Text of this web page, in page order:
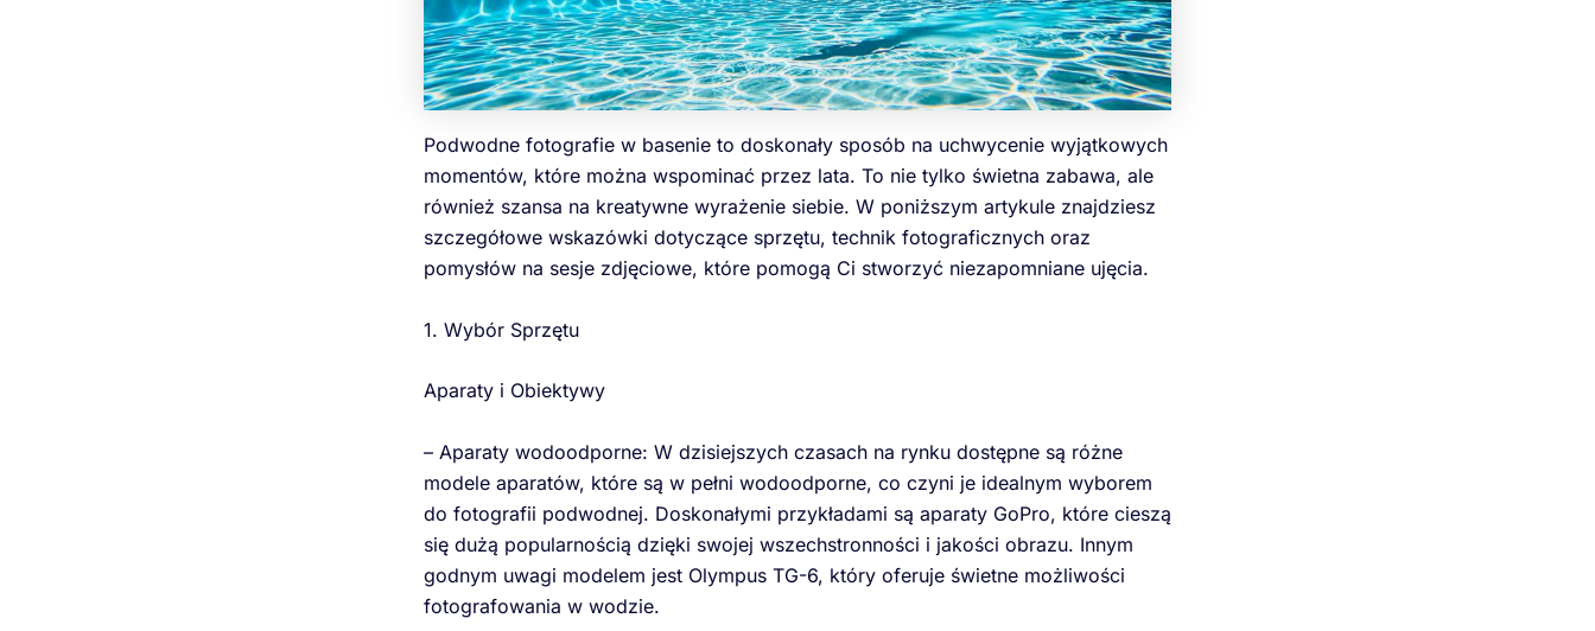
Podwodne fotografie w basenie to doskonały sposób na uchwycenie wyjątkowych
momentów, które można wspominać przez lata. To nie tylko świetna zabawa, ale
również szansa na kreatywne wyrażenie siebie. W poniższym artykule znajdziesz
szczegółowe wskazówki dotyczące sprzętu, technik fotograficznych oraz
pomysłów na sesje zdjęciowe, które pomogą Ci stworzyć niezapomniane ujęcia.
1. Wybór Sprzętu
Aparaty i Obiektywy
– Aparaty wodoodporne: W dzisiejszych czasach na rynku dostępne są różne
modele aparatów, które są w pełni wodoodporne, co czyni je idealnym wyborem
do fotografii podwodnej. Doskonałymi przykładami są aparaty GoPro, które cieszą
się dużą popularnością dzięki swojej wszechstronności i jakości obrazu. Innym
godnym uwagi modelem jest Olympus TG-6, który oferuje świetne możliwości
fotografowania w wodzie.